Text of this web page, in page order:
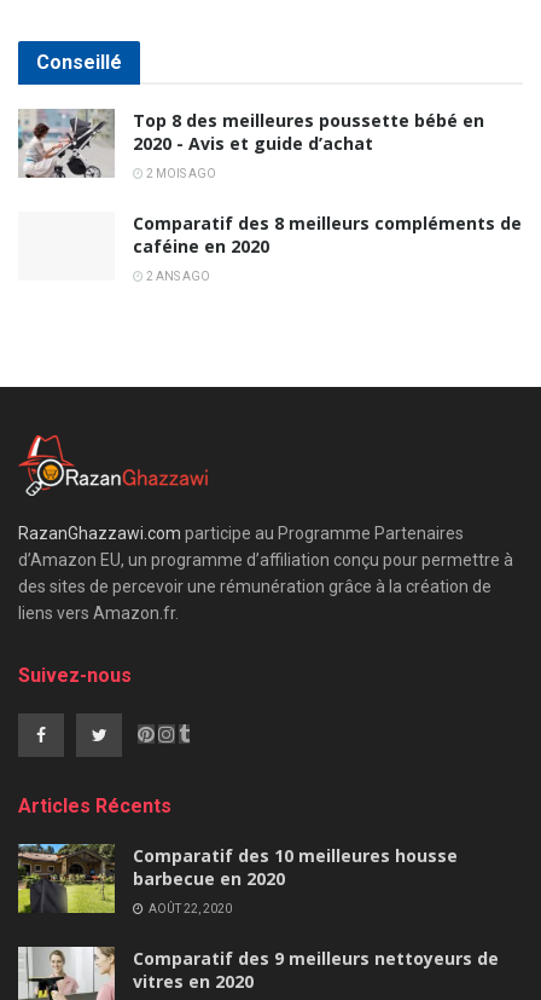
Conseillé
Top 8 des meilleures poussette bébé en
2020 - Avis et guide d’achat
2 MOIS AGO
Comparatif des 8 meilleurs compléments de
caféine en 2020
2 ANS AGO
RazanGhazzawi.com participe au Programme Partenaires
d’Amazon EU, un programme d’affiliation conçu pour permettre à
des sites de percevoir une rémunération grâce à la création de
liens vers Amazon.fr.
Suivez-nous
Articles Récents
Comparatif des 10 meilleures housse
barbecue en 2020
AOÛT 22, 2020
Comparatif des 9 meilleurs nettoyeurs de
vitres en 2020